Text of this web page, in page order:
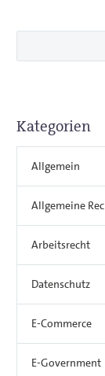
Kategorien
Allgemein
Allgemeine
Arbeitsrecht
Datenschutz
E-Commerce
E-Government